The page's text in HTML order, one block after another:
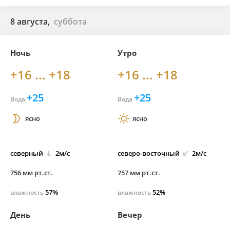
8 августа, суббота
Ночь
+16 ... +18
Вода +25
ясно
северный 2м/с
756 мм рт.ст.
влажность57%
Утро
+16 ... +18
Вода +25
ясно
северо-восточный 2м/с
757 мм рт.ст.
влажность52%
День Вечер